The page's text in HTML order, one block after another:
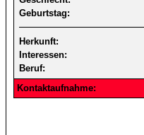
Geburtstag:
Herkunft:
Interessen:
Beruf:
Kontaktaufnahme: